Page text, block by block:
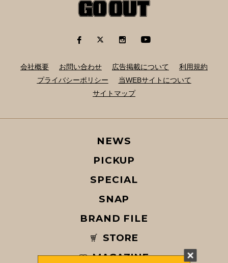
会社概要 お問い合わせ 広告掲載について
利用規約
プライバシーポリシー
当WEBサイトについて
サイトマップ
NEWS
PICKUP
SPECIAL
SNAP
BRAND FILE
STORE
MAGAZINE